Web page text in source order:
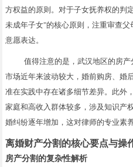
方权益的原则。对于子女抚养权的判
未成年子女"的核心原则，注重审查
意愿表达。
值得注意的是，武汉地区的房
市场近年来波动较大，婚前购房、婚
准在实践中存在诸多细节差异。此外
家庭和高收入群体较多，涉及知识产
婚纠纷逐年增加，这对律师的专业素
离婚财产分割的核心要点与操
房产分割的复杂性解析